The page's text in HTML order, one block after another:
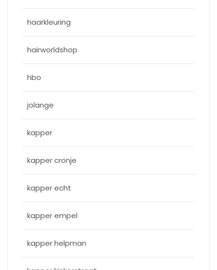
haarkleuring
hairworldshop
hbo
jolange
kapper
kapper cronje
kapper echt
kapper empel
kapper helpman